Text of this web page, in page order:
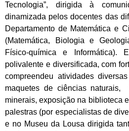
Tecnologia”, dirigida à
dinamizada pelos docentes das
Departamento de Matemática e
(Matemática, Biologia e
Físico-química e Informática).
polivalente e diversificada, com
compreendeu atividades
maquetes de ciências
minerais, exposição na biblioteca
palestras (por especialistas de
e no Museu da Lousa dirigida